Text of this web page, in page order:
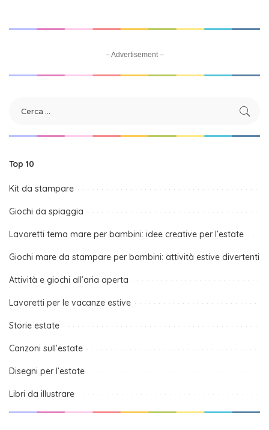
– Advertisement –
Top 10
Kit da stampare
Giochi da spiaggia
Lavoretti tema mare per bambini: idee creative per l’estate
Giochi mare da stampare per bambini: attività estive divertenti
Attività e giochi all’aria aperta
Lavoretti per le vacanze estive
Storie estate
Canzoni sull’estate
Disegni per l’estate
Libri da illustrare